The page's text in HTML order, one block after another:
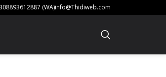
08893612887 (WA)info@Thidiweb.com